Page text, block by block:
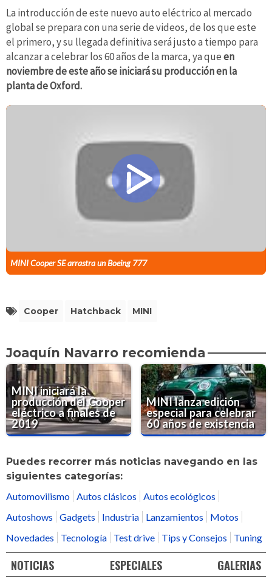
La introducción de este nuevo auto eléctrico al mercado
global se prepara con una serie de videos, de los que este
el primero, y su llegada definitiva será justo a tiempo para
alcanzar a celebrar los 60 años de la marca, ya queen
noviembre de este año se iniciará su producción en la
planta de Oxford.
MINI Cooper SE arrastra un Boeing 777
Cooper Hatchback MINI
Joaquín Navarro recomienda
MINI iniciará la
producción del Cooper
eléctrico a finales de
2019
MINI lanza edición
especial para celebrar
60 años de existencia
Puedes recorrer más noticias navegando en las
siguientes categorías:
Automovilismo Autos clásicos
Autos ecológicos
Autoshows
Gadgets Industria Lanzamientos
Motos
Novedades
Tecnología Test drive Tips y Consejos Tuning
NOTICIAS ESPECIALES GALERIAS